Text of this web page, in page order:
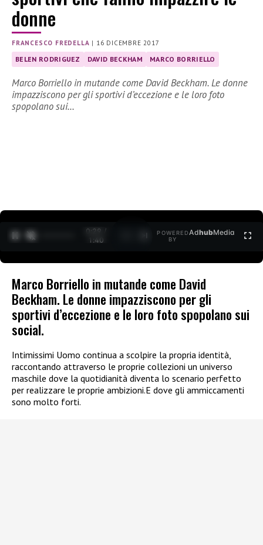
donne
FRANCESCO FREDELLA | 16 DICEMBRE 2017
BELEN RODRIGUEZ DAVID BECKHAM MARCO BORRIELLO
Marco Borriello in mutande come David Beckham. Le donne
impazziscono per gli sportivi d’eccezione e le loro foto
spopolano sui…
0:30 /
1:40
POWERED
BY
AdhubMedia
Marco Borriello in mutande come David
Beckham. Le donne impazziscono per gli
sportivi d’eccezione e le loro foto spopolano sui
social.
Intimissimi Uomo continua a scolpire la propria identità,
raccontando attraverso le proprie collezioni un universo
maschile dove la quotidianità diventa lo scenario perfetto
per realizzare le proprie ambizioni.E dove gli ammiccamenti
sono molto forti.